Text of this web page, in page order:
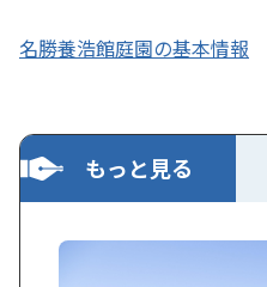
名勝養浩館庭園の基本情報
もっと見る